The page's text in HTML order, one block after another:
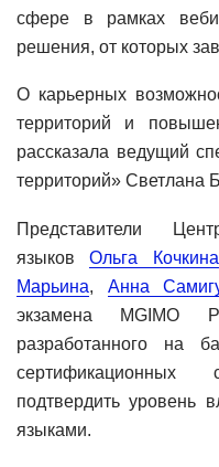
сфере в рамках
решения, от которых
О карьерных
территорий и
рассказала ведущий
территорий» Светлана
Представители
языковОльга Кочкина
Марьина, Анна
экзамена MGIMO
разработанного на
подтвердить уровень
языками.